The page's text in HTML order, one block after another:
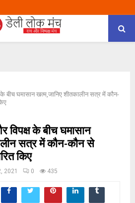
बीच घमासान खत्म,जानिए शीतकालीन सत्र में कौन-
विपक्ष के बीच घमासान
सत्र में कौन-कौन से
किए
2021 0 435